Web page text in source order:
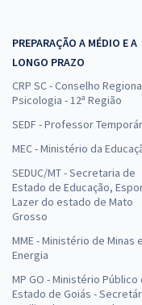
PREPARAÇÃO A MÉDIO E A
LONGO PRAZO
CRP SC - Conselho
Psicologia - 12ª Região
SEDF - Professor
MEC - Ministério da
SEDUC/MT - Secretaria de
Estado de Educação,
Lazer do estado de Mato
Grosso
MME - Ministério de Minas e
Energia
MP GO - Ministério Público
Estado de Goiás -